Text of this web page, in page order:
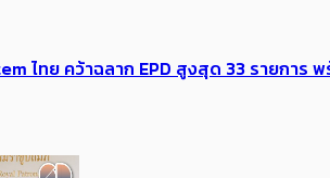
ไทย คว้าฉลาก EPD สูงสุด 33 รายกา